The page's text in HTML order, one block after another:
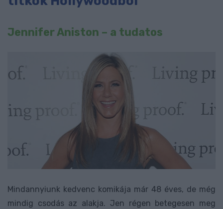
Jennifer Aniston – a tudatos
Mindannyiunk kedvenc komikája már 48 éves, de még
mindig csodás az alakja. Jen régen betegesen meg